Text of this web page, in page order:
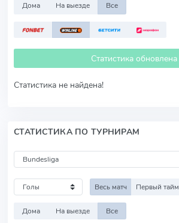
Дома На выезде Все
Статистика обновлена
Статистика не найдена!
СТАТИСТИКА ПО ТУРНИРАМ
Весь матч Первый тайм
Дома На выезде Все